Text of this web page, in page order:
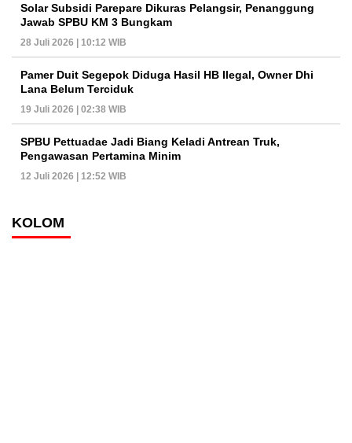
Solar Subsidi Parepare Dikuras Pelangsir, Penanggung
Jawab SPBU KM 3 Bungkam
28 Juli 2026 | 10:12 WIB
Pamer Duit Segepok Diduga Hasil HB Ilegal, Owner Dhi
Lana Belum Terciduk
19 Juli 2026 | 02:38 WIB
SPBU Pettuadae Jadi Biang Keladi Antrean Truk,
Pengawasan Pertamina Minim
12 Juli 2026 | 12:52 WIB
KOLOM